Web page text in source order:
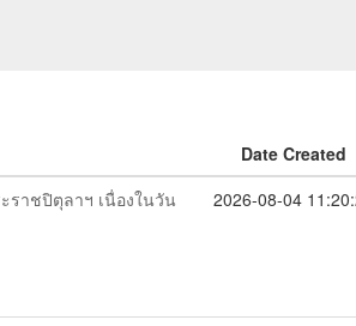
Date Created
ราชปิตุลาฯ เนื่องในวัน
2026-08-04